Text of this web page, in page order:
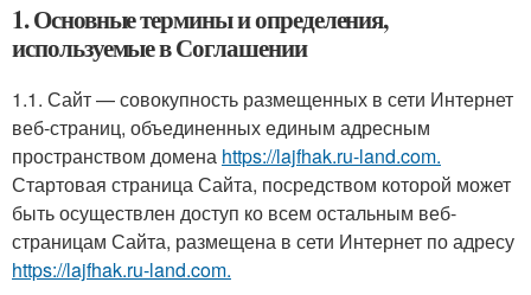
1. Основные термины и определения,
используемые в Соглашении
1.1. Сайт — совокупность размещенных в сети Интернет
веб-страниц, объединенных единым адресным
пространством домена https://lajfhak.ru-land.com.
Стартовая страница Сайта, посредством которой может
быть осуществлен доступ ко всем остальным веб-
страницам Сайта, размещена в сети Интернет по адресу
https://lajfhak.ru-land.com.